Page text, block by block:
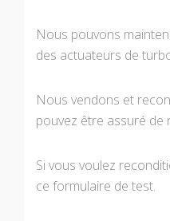
Nous pouvons
des actuateurs de
Nous vendons et
pouvez être assuré de
Si vous voulez
ce formulaire de test.